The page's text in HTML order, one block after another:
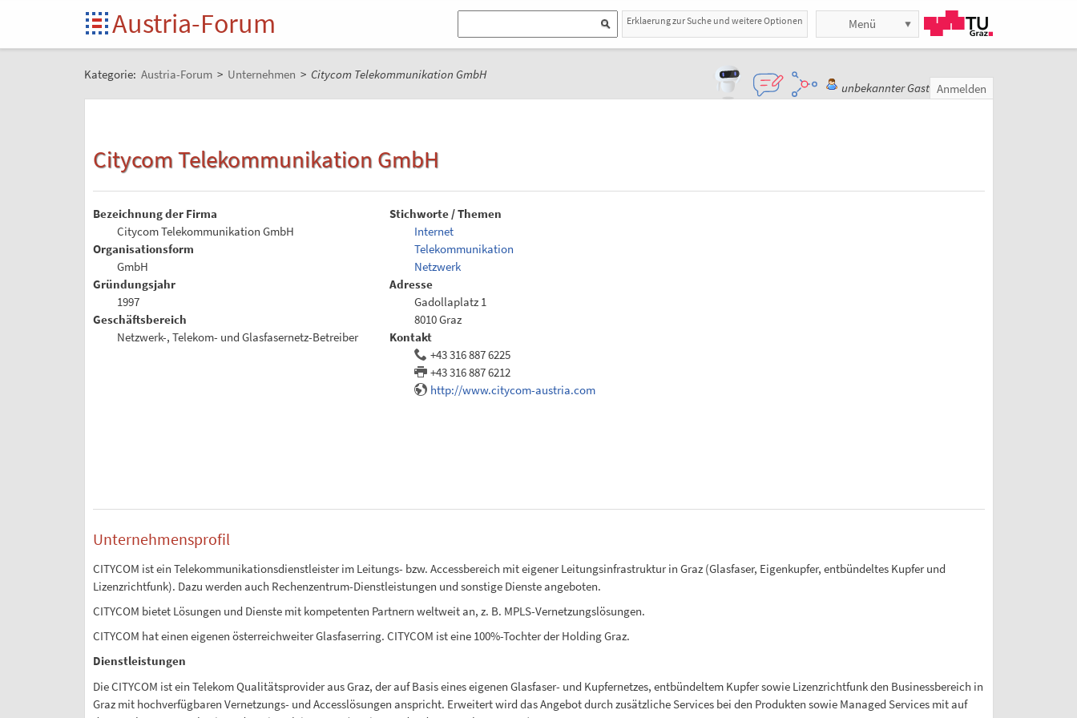
Austria-Forum Erklaerung zur Suche und weitere Optionen Menü
Kategorie: Austria-Forum > Unternehmen > Citycom Telekommunikation GmbH
unbekannter Gast Anmelden
Citycom Telekommunikation GmbH
Bezeichnung der Firma
Citycom Telekommunikation GmbH
Organisationsform
GmbH
Gründungsjahr
1997
Geschäftsbereich
Netzwerk-, Telekom- und Glasfasernetz-Betreiber
Stichworte / Themen
Internet
Telekommunikation
Netzwerk
Adresse
Gadollaplatz 1
8010 Graz
Kontakt
+43 316 887 6225
+43 316 887 6212
http://www.citycom-austria.com
Unternehmensprofil
CITYCOM ist ein Telekommunikationsdienstleister im Leitungs- bzw. Accessbereich mit eigener Leitungsinfrastruktur in Graz (Glasfaser, Eigenkupfer, entbündeltes Kupfer und
Lizenzrichtfunk). Dazu werden auch Rechenzentrum-Dienstleistungen und sonstige Dienste angeboten.
CITYCOM bietet Lösungen und Dienste mit kompetenten Partnern weltweit an, z. B. MPLS-Vernetzungslösungen.
CITYCOM hat einen eigenen österreichweiter Glasfaserring. CITYCOM ist eine 100%-Tochter der Holding Graz.
Dienstleistungen
Die CITYCOM ist ein Telekom Qualitätsprovider aus Graz, der auf Basis eines eigenen Glasfaser- und Kupfernetzes, entbündeltem Kupfer sowie Lizenzrichtfunk den Businessbereich in
Graz mit hochverfügbaren Vernetzungs- und Accesslösungen anspricht. Erweitert wird das Angebot durch zusätzliche Services bei den Produkten sowie Managed Services mit auf